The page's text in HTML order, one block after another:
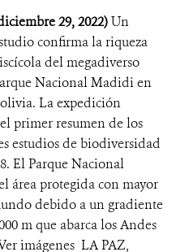
29, 2022)Un
confirma la riqueza
del megadiverso
Nacional Madidi en
La expedición
primer resumen de los
estudios de biodiversidad
El Parque Nacional
área protegida con mayor
debido a un gradiente
m que abarca los Andes
imágenes LA PAZ,